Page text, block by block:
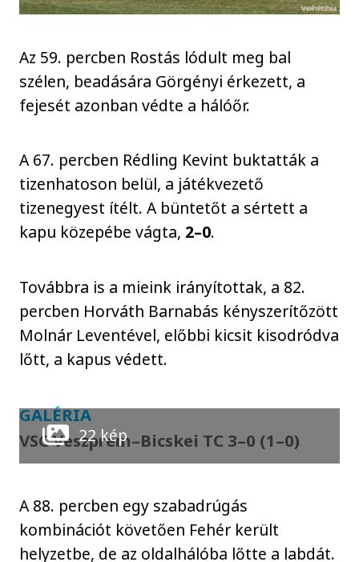
Az 59. percben Rostás lódult meg bal
szélen, beadására Görgényi érkezett, a
fejesét azonban védte a hálóőr.
A 67. percben Rédling Kevint buktatták a
tizenhatoson belül, a játékvezető
tizenegyest ítélt. A büntetőt a sértett a
kapu közepébe vágta, 2–0.
Továbbra is a mieink irányítottak, a 82.
percben Horváth Barnabás kényszerítőzött
Molnár Leventével, előbbi kicsit kisodródva
lőtt, a kapus védett.
GALÉRIA
VSC Veszprém–Bicskei TC 3–0 (1–0)
22 kép
A 88. percben egy szabadrúgás
kombinációt követően Fehér került
helyzetbe, de az oldalhálóba lőtte a labdát.